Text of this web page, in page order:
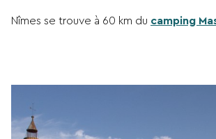
Nîmes se trouve à 60 km du camping